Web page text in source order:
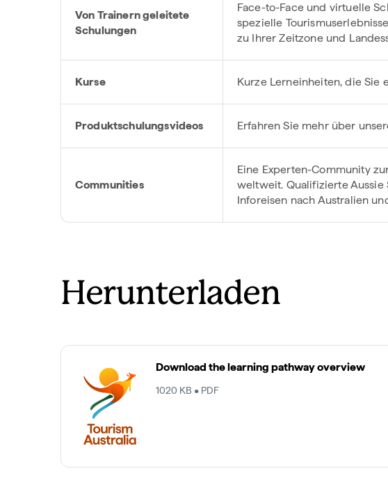
Von Trainern geleitete
Schulungen
Face-to-Face und virtuelle
spezielle
zu Ihrer Zeitzone und
Kurse Kurze Lerneinheiten, die Sie
Produktschulungsvideos Erfahren Sie mehr über
Communities
Eine Experten-Community
weltweit. Qualifizierte Aussie
Inforeisen nach Australien
Herunterladen
Download the learning pathway overview
1020 KB • PDF